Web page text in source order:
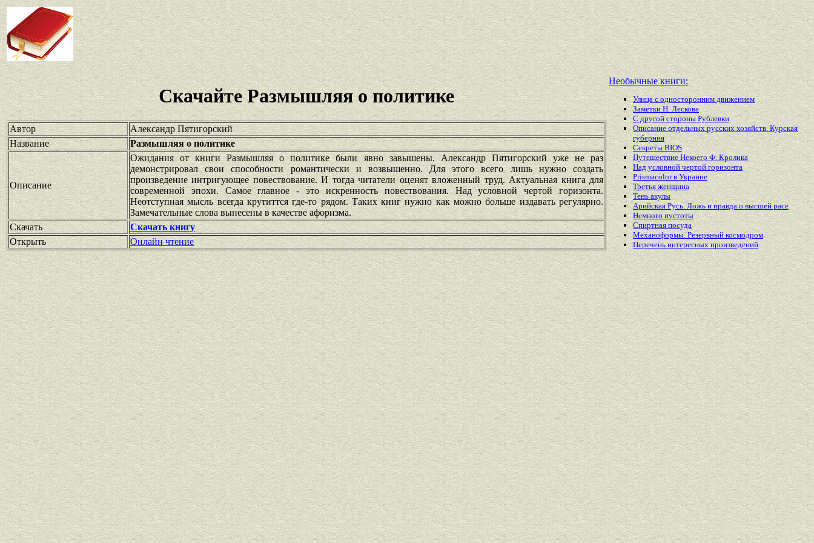
Скачайте Размышляя о политике
Автор
Александр Пятигорский
Название
Размышляя о политике
Описание
Ожидания от книги Размышляя о политике были явно завышены. Александр Пятигорский уже не раз
демонстрировал свои способности романтически и возвышенно. Для этого всего лишь нужно создать
произведение интригующее повествование. И тогда читатели оценят вложенный труд. Актуальная книга для
современной эпохи. Самое главное - это искренность повествования. Над условной чертой горизонта.
Неотступная мысль всегда крутиттся где-то рядом. Таких книг нужно как можно больше издавать регулярно.
Замечательные слова вынесены в качестве афоризма.
Скачать
Скачать книгу
Открыть
Онлайн чтение
Необычные книги:
Улица с односторонним движением
Заметки Н. Лескова
С другой стороны Рублевки
Описание отдельных русских хозяйств. Курская
губерния
Секреты BIOS
Путешествие Некоего Ф. Кролика
Над условной чертой горизонта
Prismacolor в Украине
Третья женщина
Тень акулы
Арийская Русь. Ложь и правда о высшей расе
Немного пустоты
Спиртная посуда
Механоформы. Резервный космодром
Перечень интересныхпроизведений